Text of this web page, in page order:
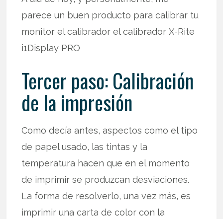
parece un buen producto para calibrar tu
monitor el calibrador el calibrador X-Rite
i1Display PRO
Tercer paso: Calibración
de la impresión
Como decía antes, aspectos como el tipo
de papel usado, las tintas y la
temperatura hacen que en el momento
de imprimir se produzcan desviaciones.
La forma de resolverlo, una vez más, es
imprimir una carta de color con la